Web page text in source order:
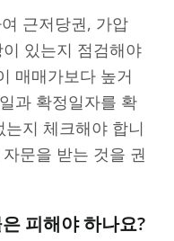
근저당권, 가압
있는지 점검해야
매매가보다 높거
과 확정일자를 확
지 체크해야 합니
문을 받는 것을 권
피해야 하나요?